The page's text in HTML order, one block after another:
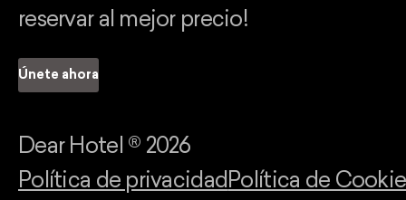
reservar al mejor precio!
Únete ahora
Dear Hotel ® 2026
Política de privacidad Política de